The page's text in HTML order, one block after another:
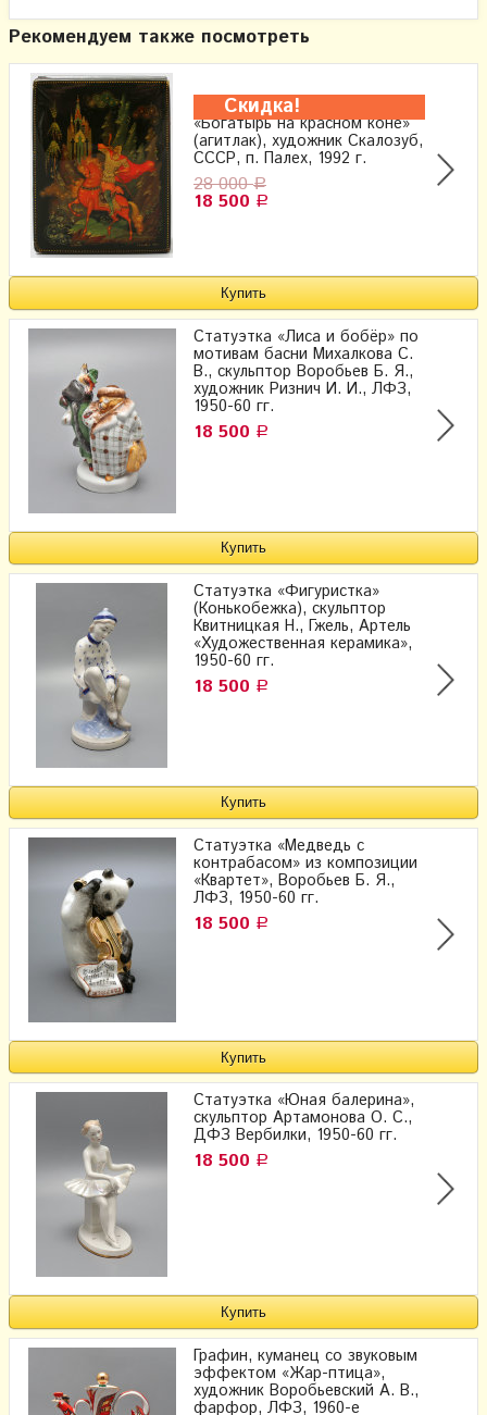
Рекомендуем также посмотреть
Скидка!
Лаковая шкатулка папье-маше
«Богатырь на красном коне»
(агитлак), художник Скалозуб,
СССР, п. Палех, 1992 г.
28 000Р
18 500 Р
Статуэтка «Лиса и бобёр» по
мотивам басни Михалкова С.
В., скульптор Воробьев Б. Я.,
художник Ризнич И. И., ЛФЗ,
1950-60 гг.
18 500 Р
Статуэтка «Фигуристка»
(Конькобежка), скульптор
Квитницкая Н., Гжель, Артель
«Художественная керамика»,
1950-60 гг.
18 500 Р
Статуэтка «Медведь с
контрабасом» из композиции
«Квартет», Воробьев Б. Я.,
ЛФЗ, 1950-60 гг.
18 500 Р
Статуэтка «Юная балерина»,
скульптор Артамонова О. С.,
ДФЗ Вербилки, 1950-60 гг.
18 500 Р
Графин, куманец со звуковым
эффектом «Жар-птица»,
художник Воробьевский А. В.,
фарфор, ЛФЗ, 1960-е